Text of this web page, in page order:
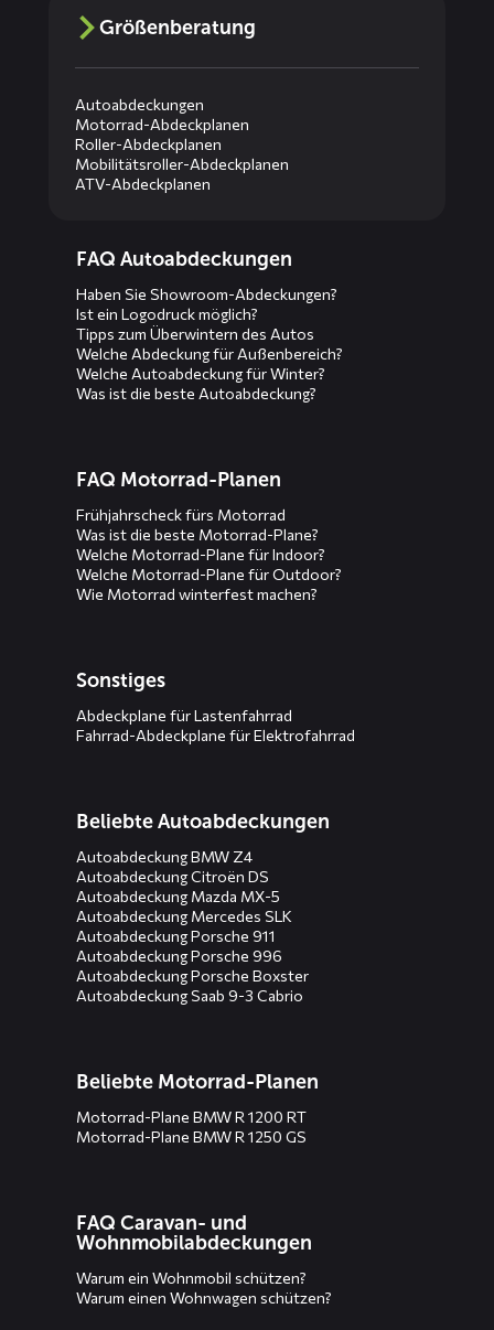
Größenberatung
Autoabdeckungen
Motorrad-Abdeckplanen
Roller-Abdeckplanen
Mobilitätsroller-Abdeckplanen
ATV-Abdeckplanen
menusFAQ Autoabdeckungen
Haben Sie Showroom-Abdeckungen?
Ist ein Logodruck möglich?
Tipps zum Überwintern des Autos
Welche Abdeckung für Außenbereich?
Welche Autoabdeckung für Winter?
Was ist die beste Autoabdeckung?
FAQ Motorrad-Planen
Frühjahrscheck fürs Motorrad
Was ist die beste Motorrad-Plane?
Welche Motorrad-Plane für Indoor?
Welche Motorrad-Plane für Outdoor?
Wie Motorrad winterfest machen?
Sonstiges
Abdeckplane für Lastenfahrrad
Fahrrad-Abdeckplane für Elektrofahrrad
Beliebte Autoabdeckungen
Autoabdeckung BMW Z4
Autoabdeckung Citroën DS
Autoabdeckung Mazda MX-5
Autoabdeckung Mercedes SLK
Autoabdeckung Porsche 911
Autoabdeckung Porsche 996
Autoabdeckung Porsche Boxster
Autoabdeckung Saab 9-3 Cabrio
Beliebte Motorrad-Planen
Motorrad-Plane BMW R 1200 RT
Motorrad-Plane BMW R 1250 GS
FAQ Caravan- und
Wohnmobilabdeckungen
Warum ein Wohnmobil schützen?
Warum einen Wohnwagen schützen?